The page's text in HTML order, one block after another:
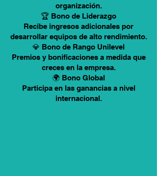
organización.
🏆 Bono de Liderazgo
Recibe ingresos adicionales por
desarrollar equipos de alto rendimiento.
💎 Bono de Rango Unilevel
Premios y bonificaciones a medida que
creces en la empresa.
🌍 Bono Global
Participa en las ganancias a nivel
internacional.